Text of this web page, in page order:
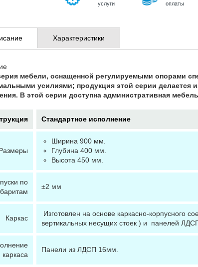
услуги
оплаты
Характеристики
мебели, оснащенной регулируемыми опорами
усилиями; продукция этой серии
В этой серии доступна административная
Стандартное исполнение
Ширина 900 мм.
Глубина 400 мм.
Высота 450 мм.
по
±2 мм
Каркас
Изготовлен на основе каркасно-корпусного
вертикальных несущих стоек ) и панелей
каркаса
Панели из ЛДСП 16мм.